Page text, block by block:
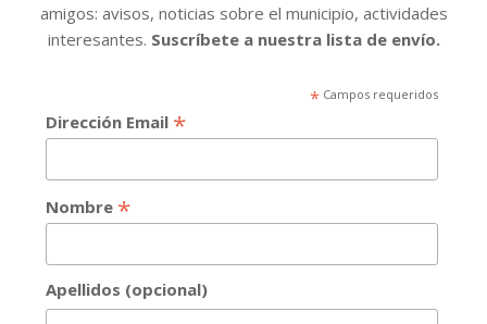
amigos: avisos, noticias sobre el municipio, actividades
interesantes. Suscríbete a nuestra lista de envío.
*Campos requeridos
Dirección Email *
Nombre *
Apellidos (opcional)